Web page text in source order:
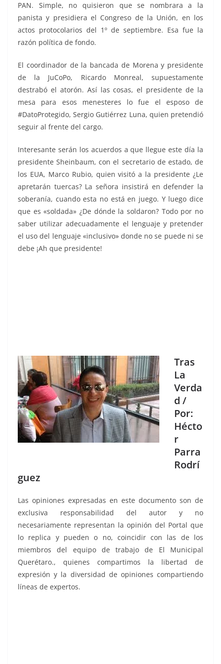
PAN. Simple, no quisieron que se nombrara a la
panista y presidiera el Congreso de la Unión, en los
actos protocolarios del 1º de septiembre. Esa fue la
razón política de fondo.
El coordinador de la bancada de Morena y presidente
de la JuCoPo, Ricardo Monreal, supuestamente
destrabó el atorón. Así las cosas, el presidente de la
mesa para esos menesteres lo fue el esposo de
#DatoProtegido, Sergio Gutiérrez Luna, quien pretendió
seguir al frente del cargo.
Interesante serán los acuerdos a que llegue este día la
presidente Sheinbaum, con el secretario de estado, de
los EUA, Marco Rubio, quien visitó a la presidente ¿Le
apretarán tuercas? La señora insistirá en defender la
soberanía, cuando esta no está en juego. Y luego dice
que es «soldada» ¿De dónde la soldaron? Todo por no
saber utilizar adecuadamente el lenguaje y pretender
el uso del lenguaje «inclusivo» donde no se puede ni se
debe ¡Ah que presidente!
Tras
La
Verda
d /
Por:
Hécto
r
Parra
Rodrí
guez
Las opiniones expresadas en este documento son de
exclusiva responsabilidad del autor y no
necesariamente representan la opinión del Portal que
lo replica y pueden o no, coincidir con las de los
miembros del equipo de trabajo de El Municipal
Querétaro., quienes compartimos la libertad de
expresión y la diversidad de opiniones compartiendo
líneas de expertos.